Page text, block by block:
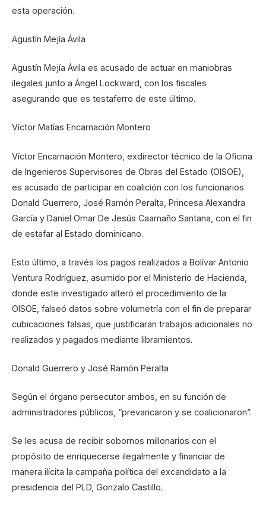
esta operación.
Agustín Mejía Ávila
Agustín Mejía Ávila es acusado de actuar en maniobras
ilegales junto a Ángel Lockward, con los fiscales
asegurando que es testaferro de este último.
Víctor Matías Encarnación Montero
Víctor Encarnación Montero, exdirector técnico de la Oficina
de Ingenieros Supervisores de Obras del Estado (OISOE),
es acusado de participar en coalición con los funcionarios
Donald Guerrero, José Ramón Peralta, Princesa Alexandra
García y Daniel Omar De Jesús Caamaño Santana, con el fin
de estafar al Estado dominicano.
Esto último, a través los pagos realizados a Bolívar Antonio
Ventura Rodríguez, asumido por el Ministerio de Hacienda,
donde este investigado alteró el procedimiento de la
OISOE, falseó datos sobre volumetría con el fin de preparar
cubicaciones falsas, que justificaran trabajos adicionales no
realizados y pagados mediante libramientos.
Donald Guerrero y José Ramón Peralta
Según el órgano persecutor ambos, en su función de
administradores públicos, “prevaricaron y se coalicionaron”.
Se les acusa de recibir sobornos millonarios con el
propósito de enriquecerse ilegalmente y financiar de
manera ilícita la campaña política del excandidato a la
presidencia del PLD, Gonzalo Castillo.